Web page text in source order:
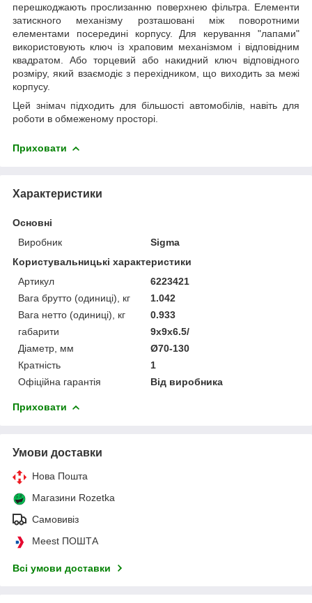
перешкоджають прослизанню поверхнею фільтра. Елементи
затискного механізму розташовані між поворотними
елементами посередині корпусу. Для керування "лапами"
використовують ключ із храповим механізмом і відповідним
квадратом. Або торцевий або накидний ключ відповідного
розміру, який взаємодіє з перехідником, що виходить за межі
корпусу.
Цей знімач підходить для більшості автомобілів, навіть для
роботи в обмеженому просторі.
Приховати
Характеристики
Основні
Виробник
Sigma
Користувальницькі характеристики
Артикул
6223421
Вага брутто (одиниці), кг
1.042
Вага нетто (одиниці), кг
0.933
габарити
9x9x6.5/
Діаметр, мм
Ø70-130
Кратність
1
Офіційна гарантія
Від виробника
Приховати
Умови доставки
Нова Пошта
Магазини Rozetka
Самовивіз
Meest ПОШТА
Всі умови доставки